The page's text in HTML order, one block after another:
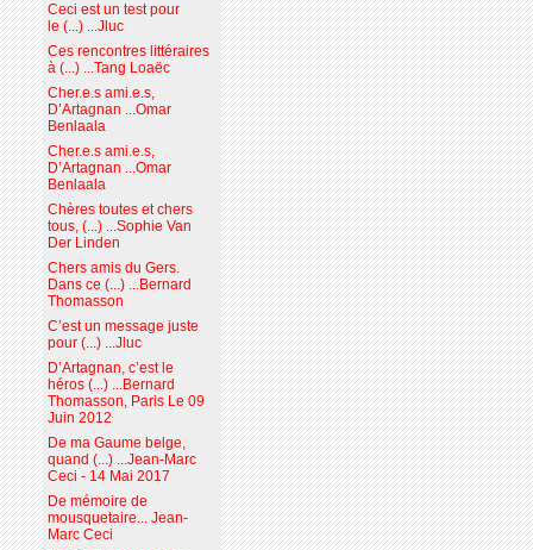
Ceci est un test pour
le (...) ...Jluc
Ces rencontres littéraires
à (...) ...Tang Loaëc
Cher.e.s ami.e.s,
D’Artagnan ...Omar
Benlaala
Cher.e.s ami.e.s,
D’Artagnan ...Omar
Benlaala
Chères toutes et chers
tous, (...) ...Sophie Van
Der Linden
Chers amis du Gers.
Dans ce (...) ...Bernard
Thomasson
C’est un message juste
pour (...) ...Jluc
D’Artagnan, c’est le
héros (...) ...Bernard
Thomasson, Paris Le 09
Juin 2012
De ma Gaume belge,
quand (...) ...Jean-Marc
Ceci - 14 Mai 2017
De mémoire de
mousquetaire... Jean-
Marc Ceci